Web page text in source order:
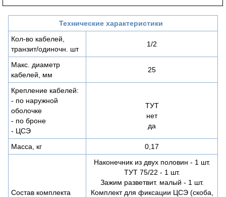
Технические характеристики
Кол-во кабелей,
транзит/одиночн. шт
1/2
Макс. диаметр
кабелей, мм
25
Крепление кабелей:
- по наружной
оболочке
- по броне
- ЦСЭ
ТУТ
нет
да
Масса, кг 0,17
Состав комплекта
Наконечник из двух половин - 1 шт.
ТУТ 75/22 - 1 шт.
Зажим разветвит. малый - 1 шт.
Комплект для фиксации ЦСЭ (скоба,